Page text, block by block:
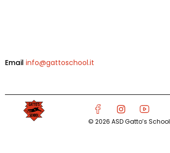
Emailinfo@gattoschool.it
© 2026 ASD Gatto’s School